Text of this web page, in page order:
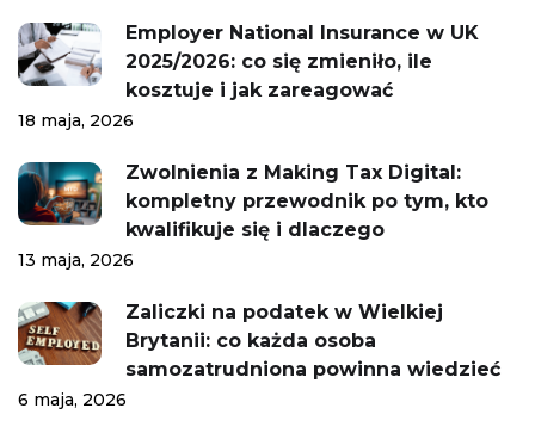
Employer National Insurance w UK
2025/2026: co się zmieniło, ile
kosztuje i jak zareagować
18 maja, 2026
Zwolnienia z Making Tax Digital:
kompletny przewodnik po tym, kto
kwalifikuje się i dlaczego
13 maja, 2026
Zaliczki na podatek w Wielkiej
Brytanii: co każda osoba
samozatrudniona powinna wiedzieć
6 maja, 2026